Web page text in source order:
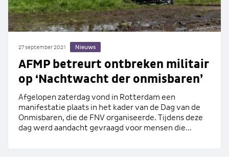
27 september 2021 Nieuws
AFMP betreurt ontbreken militair
op ‘Nachtwacht der onmisbaren’
Afgelopen zaterdag vond in Rotterdam een
manifestatie plaats in het kader van de Dag van de
Onmisbaren, die de FNV organiseerde. Tijdens deze
dag werd aandacht gevraagd voor mensen die...